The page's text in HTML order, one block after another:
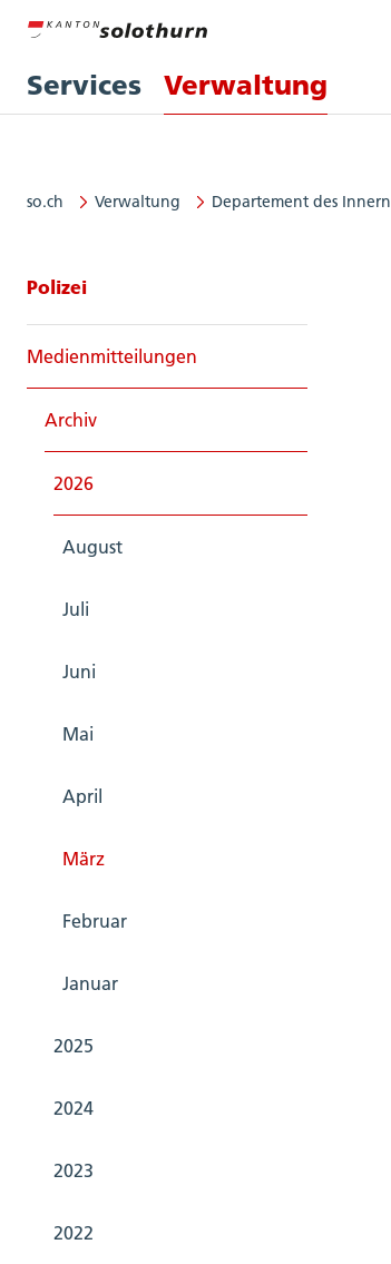
Services Verwaltung
so.ch Verwaltung Departement des Innern
Seitennavigation: Polizei
Polizei
Medienmitteilungen
Archiv
2026
August
Juli
Juni
Mai
April
März
Februar
Januar
2025
2024
2023
2022